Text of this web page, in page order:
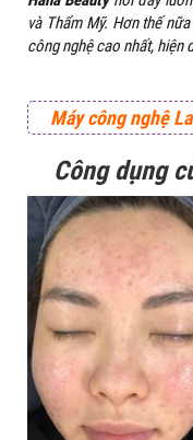
và Thẩm Mỹ. Hơn thế
công nghệ cao nhất, hiện
Máy công nghệ
Công dụng